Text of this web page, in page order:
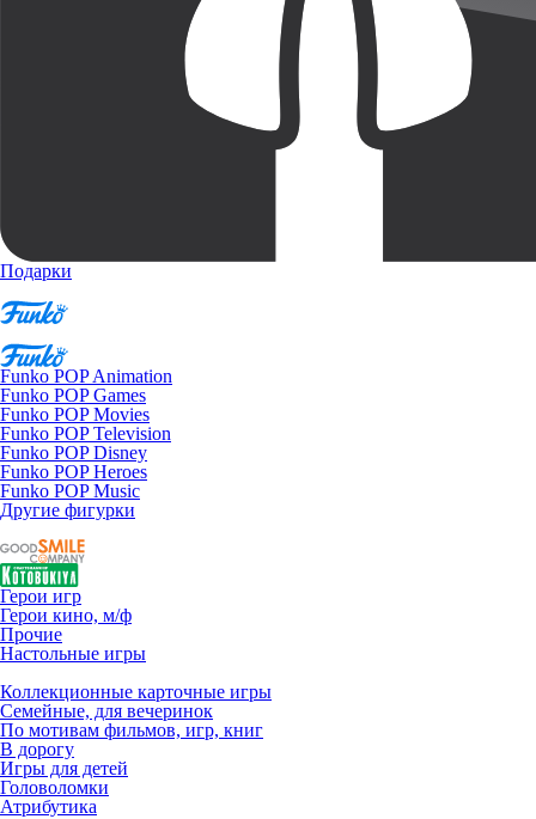
Подарки
Funko POP Animation
Funko POP Games
Funko POP Movies
Funko POP Television
Funko POP Disney
Funko POP Heroes
Funko POP Music
Другие фигурки
Герои игр
Герои кино, м/ф
Прочие
Настольные игры
Коллекционные карточные игры
Семейные, для вечеринок
По мотивам фильмов, игр, книг
В дорогу
Игры для детей
Головоломки
Атрибутика